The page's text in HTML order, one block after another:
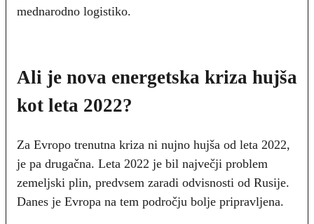
mednarodno logistiko.
Ali je nova energetska kriza hujša
kot leta 2022?
Za Evropo trenutna kriza ni nujno hujša od leta 2022,
je pa drugačna. Leta 2022 je bil največji problem
zemeljski plin, predvsem zaradi odvisnosti od Rusije.
Danes je Evropa na tem področju bolje pripravljena.